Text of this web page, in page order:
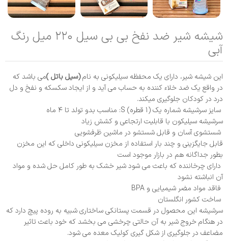
شیشه شیر ضد نفخ بی‌ بی سیل ۲۲۰ میل رنگ
آبی
این شیشه شیر، دارای یک محفظه سیلیکونی به نام(سیل باتل )می باشد که
در واقع یک ضد خلاء کننده به حساب می آید و از ایجاد سکسکه و نفخ و دل
درد در کودکان جلوگیری میکند.
سایز سرشیشه شماره یک (1 قطره) S: مناسب بدو تولد تا ۴ ماه
سرشیشه سیلیکون با قابلیت ارتجاعی و کشش زیاد
شستشوی آسان و قابل شستشو در ماشین ظرفشویی
قابل جایگزینی و چند بار استفاده از مخزن سیلیکونی داخلی که این مخزن
بطور جداگانه هم در بازار موجود است
دارای چرخاننده که باعث می شود شیر خشک به طور کامل حل شده و مواد
آن انباشته نشود
فاقد مواد مضر شیمیایی و BPA
ساخت کشور انگلستان
سرشیشه این محصول در قسمت پستانکی ساختاری شبیه به روده پیچ دارد که
در هنگام خروج شیر به آن حالتی چرخشی می بخشد که خود باعث تاثیر
مضاعف در جلوگیری از شکل گیری کولیک معده می شود.